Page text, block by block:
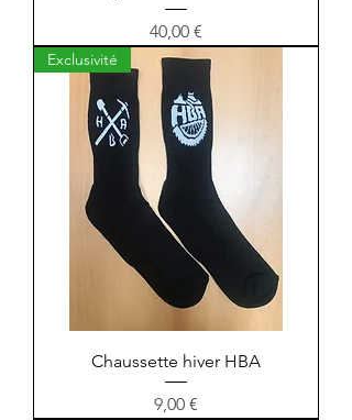
Prix
40,00 €
Exclusivité
Chaussette hiver HBA
Prix
9,00 €